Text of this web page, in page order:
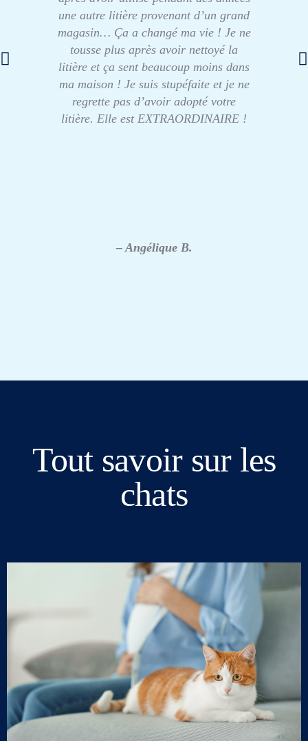
une autre litière provenant d’un grand
magasin… Ça a changé ma vie ! Je ne
tousse plus après avoir nettoyé la
litière et ça sent beaucoup moins dans
ma maison ! Je suis stupéfaite et je ne
regrette pas d’avoir adopté votre
litière. Elle est EXTRAORDINAIRE !
– Angélique B.
Tout savoir sur les
chats